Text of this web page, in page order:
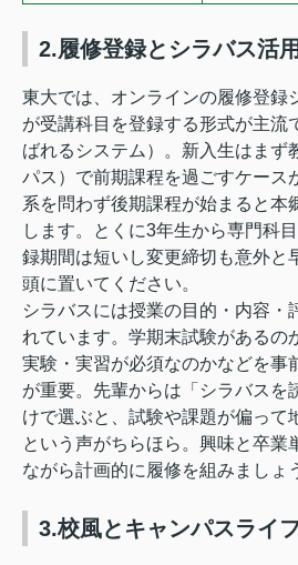
2.履修登録とシラバス活
東大では、オンラインの履修登録
が受講科目を登録する形式が主流
ばれるシステム）。新入生はまず
パス）で前期課程を過ごすケース
系を問わず後期課程が始まると本
します。とくに3年生から専門科
録期間は短いし変更締切も意外と
頭に置いてください。
シラバスには授業の目的・内容・
れています。学期末試験があるの
実験・実習が必須なのかなどを事
が重要。先輩からは「シラバスを
けで選ぶと、試験や課題が偏って
という声がちらほら。興味と卒業
ながら計画的に履修を組みましょ
3.校風とキャンパスライ